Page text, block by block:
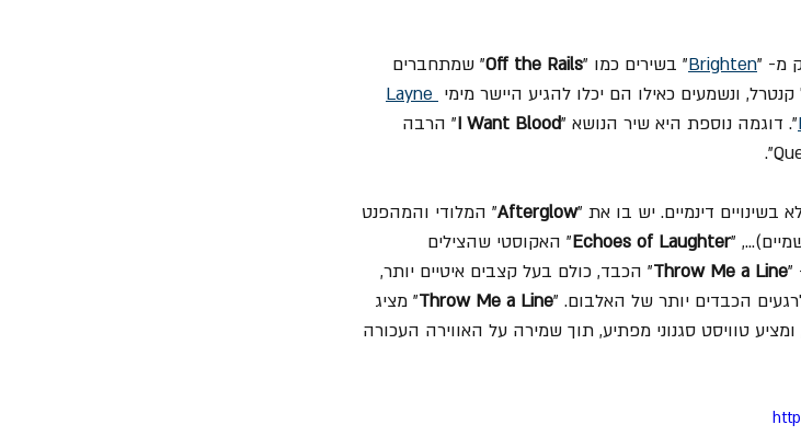
מ- "Brighten" בשירים כמו "Off the Rails" שמתחברים
ונשמעים כאילו הם יכלו להגיע היישר מימי Layne
". דוגמה נוספת היא שיר הנושא "I Want Blood
" הרבה
דינמיים. יש בו את "Afterglow" המלודי והמהפנט
, "
Echoes of Laughter" האקוסטי שהצילים
"
Throw Me a Line" הכבד, כולם בעל קצבים איטיים יותר,
הכבדים יותר של האלבום. "Throw Me a Line" מציג
טוויסט סגנוני מפתיע, תוך שמירה על האווירה העכורה